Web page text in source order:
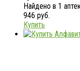
Найдено в 1
946 руб.
Купить